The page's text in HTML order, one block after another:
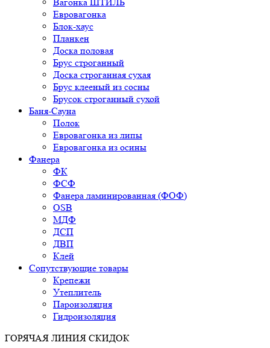
Евровагонка
Блок-хаус
Планкен
Доска половая
Брус строганный
Доска строганная сухая
Брус клееный из сосны
Брусок строганный сухой
Баня-Сауна
Полок
Евровагонка из липы
Евровагонка из осины
Фанера
ФК
ФСФ
Фанера ламинированная (ФОФ)
OSB
МДФ
ДСП
ДВП
Клей
Сопутствующие товары
Крепежи
Утеплитель
Пароизоляция
Гидроизоляция
ГОРЯЧАЯ ЛИНИЯ СКИДОК